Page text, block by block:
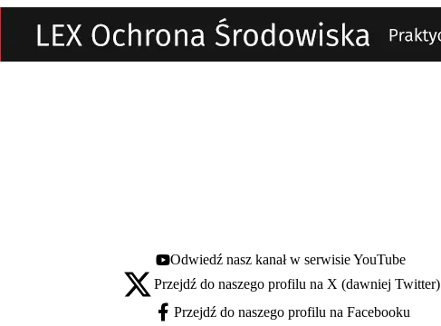
Youtube - otwiera się w nowej karcie
Odwiedź nasz kanał w serwisie YouTube
X - otwiera się w nowej karcie
Przejdź do naszego profilu na X (dawniej Twitter)
Facebook - otwiera się w nowej karcie
Przejdź do naszego profilu na Facebooku